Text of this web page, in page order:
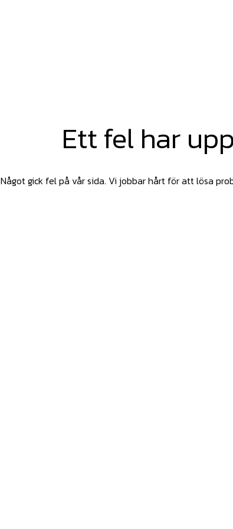
Ett fel har
Något gick fel på vår sida. Vi jobbar hårt för att lösa